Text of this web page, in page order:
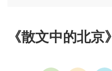
《散文中的北京》